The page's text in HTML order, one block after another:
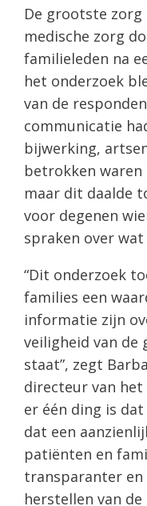
De grootste
medische zorg
familieleden na
het onderzoek
van de
communicatie
bijwerking,
betrokken
maar dit daalde
voor degenen
spraken over
“Dit onderzoek
families een
informatie zijn
veiligheid van de
staat”, zegt
directeur van het
er één ding is
dat een
patiënten en
transparanter en
herstellen van